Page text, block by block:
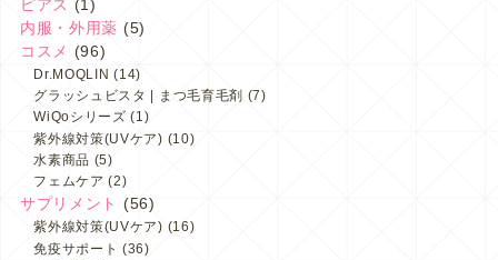
ピアス (1)
内服・外用薬 (5)
コスメ
(96)
Dr.MOQLIN (14)
グラッシュビスタ | まつ毛育毛剤 (7)
WiQoシリーズ (1)
紫外線対策(UVケア) (10)
水素商品 (5)
フェムケア (2)
サプリメント (56)
紫外線対策(UVケア) (16)
免疫サポート (36)